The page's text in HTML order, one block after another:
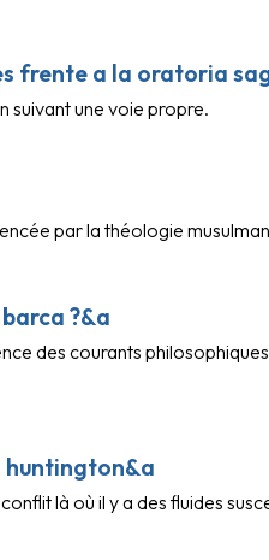
frente a la oratoria
suivant une voie propre.
par la théologie
?&a
des courants
huntington&a
là où il y a des fluides